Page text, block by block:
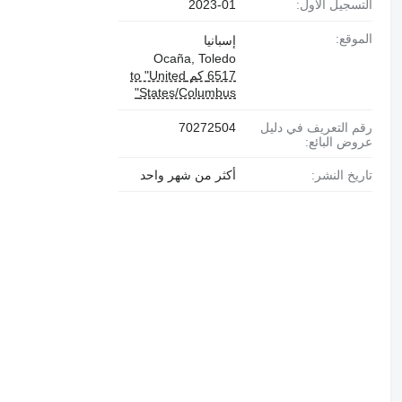
التسجيل الأول: 2023-01
الموقع:
إسبانيا
Ocaña, Toledo
6517 كم to "United
States/Columbus"
رقم التعريف في دليل
عروض البائع:
70272504
تاريخ النشر: أكثر من شهر واحد